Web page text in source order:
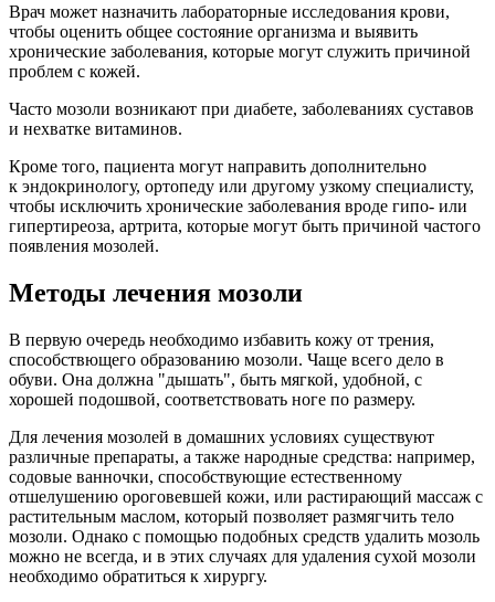
Врач может назначить лабораторные исследования крови,
чтобы оценить общее состояние организма и выявить
хронические заболевания, которые могут служить причиной
проблем с кожей.
Часто мозоли возникают при диабете, заболеваниях суставов
и нехватке витаминов.
Кроме того, пациента могут направить дополнительно
к эндокринологу, ортопеду или другому узкому специалисту,
чтобы исключить хронические заболевания вроде гипо- или
гипертиреоза, артрита, которые могут быть причиной частого
появления мозолей.
Методы лечения мозоли
В первую очередь необходимо избавить кожу от трения,
способствющего образованию мозоли. Чаще всего дело в
обуви. Она должна "дышать", быть мягкой, удобной, с
хорошей подошвой, соответствовать ноге по размеру.
Для лечения мозолей в домашних условиях существуют
различные препараты, а также народные средства: например,
содовые ванночки, способствующие естественному
отшелушению ороговевшей кожи, или растирающий массаж с
растительным маслом, который позволяет размягчить тело
мозоли. Однако с помощью подобных средств удалить мозоль
можно не всегда, и в этих случаях для удаления сухой мозоли
необходимо обратиться к хирургу.